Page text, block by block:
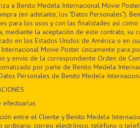
a Benito Medela Internacional Movie
(en adelante, los "Datos Personales").
para los usos y con las finalidades así
mediante la aceptación de este contrato, su
en los Estados Unidos de América o en
Movie Poster únicamente para
y envío de la correspondiente Orden de
por parte de Benito Medela
Personales de Benito Medela
efectuarlas
entre el Cliente y Benito Medela
ordinario, correo electrónico, teléfono o